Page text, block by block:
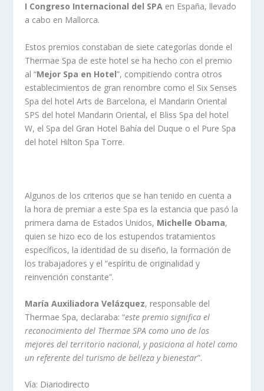
I Congreso Internacional del SPA en España, llevado
a cabo en Mallorca.
Estos premios constaban de siete categorías donde el
Thermae Spa de este hotel se ha hecho con el premio
al “Mejor Spa en Hotel”, compitiendo contra otros
establecimientos de gran renombre como el Six Senses
Spa del hotel Arts de Barcelona, el Mandarin Oriental
SPS del hotel Mandarin Oriental, el Bliss Spa del hotel
W, el Spa del Gran Hotel Bahía del Duque o el Pure Spa
del hotel Hilton Spa Torre.
Algunos de los criterios que se han tenido en cuenta a
la hora de premiar a este Spa es la estancia que pasó la
primera dama de Estados Unidos, Michelle Obama,
quien se hizo eco de los estupendos tratamientos
específicos, la identidad de su diseño, la formación de
los trabajadores y el “espíritu de originalidad y
reinvención constante”.
María Auxiliadora Velázquez, responsable del
Thermae Spa, declaraba: “este premio significa el
reconocimiento del Thermae SPA como uno de los
mejores del territorio nacional, y posiciona al hotel como
un referente del turismo de belleza y bienestar”.
Vía: Diariodirecto